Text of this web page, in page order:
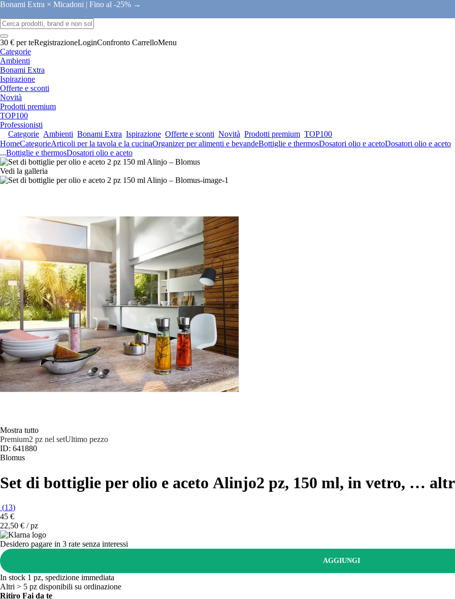
Bonami Extra × Micadoni | Fino al -25% →
30 € per teRegistrazioneLoginConfronto CarrelloMenu
Categorie
Ambienti
Bonami Extra
Ispirazione
Offerte e sconti
Novità
Prodotti premium
TOP100
Professionisti
Categorie Ambienti Bonami Extra Ispirazione Offerte e sconti Novità Prodotti premium TOP100
HomeCategorieArticoli per la tavola e la cucinaOrganizer per alimenti e bevandeBottiglie e thermosDosatori olio e acetoDosatori olio e aceto
...Bottiglie e thermosDosatori olio e aceto
Vedi la galleria
Mostra tutto
Premium2 pz nel setUltimo pezzo
ID: 641880
Blomus
Set di bottiglie per olio e aceto Alinjo2 pz, 150 ml, in vetro, …
(13)
45 €
22,50 € / pz
Desidero pagare in 3 rate senza interessi
AGGIUNGI
In stock 1 pz, spedizione immediata
Altri > 5 pz disponibili su ordinazione
Ritiro Fai da te